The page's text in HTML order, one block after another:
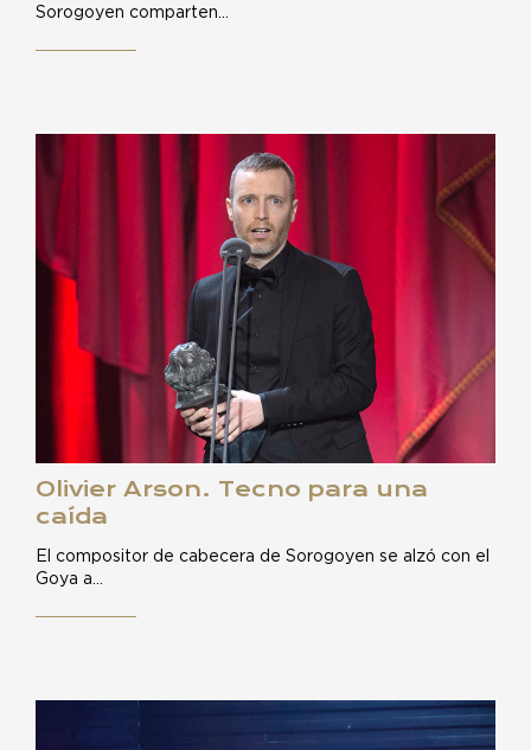
Sorogoyen comparten…
Olivier Arson. Tecno para una
caída
El compositor de cabecera de Sorogoyen se alzó con el
Goya a…